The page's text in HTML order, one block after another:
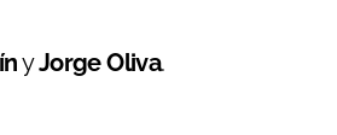
yJorge Oliva.